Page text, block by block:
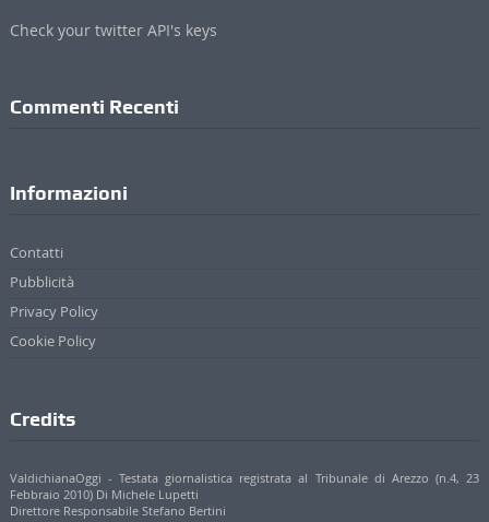
Check your twitter API's keys
Commenti Recenti
Informazioni
Contatti
Pubblicità
Privacy Policy
Cookie Policy
Credits
ValdichianaOggi - Testata giornalistica registrata al Tribunale di Arezzo (n.4, 23
Febbraio 2010) Di Michele Lupetti
Direttore Responsabile Stefano Bertini